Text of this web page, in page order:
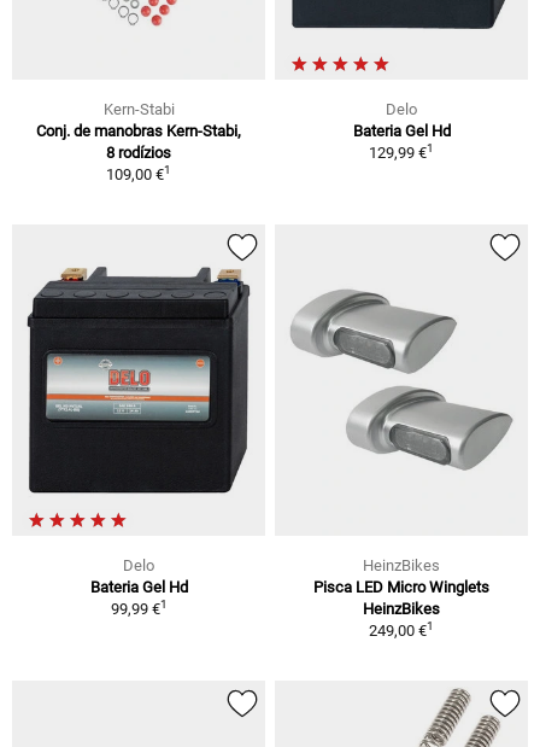
Kern-Stabi
Conj. de manobras Kern-Stabi,
8 rodízios
109,00 €1
Delo
Bateria Gel Hd
129,99 €1
Delo
Bateria Gel Hd
99,99 €1
HeinzBikes
Pisca LED Micro Winglets
HeinzBikes
249,00 €1